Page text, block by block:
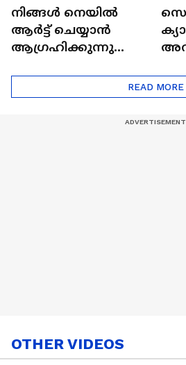
നിങ്ങൾ നെയിൽ
ആർട്ട് ചെയ്യാൻ
ആഗ്രഹിക്കുന്നുണ്ടോ
ട്രെൻഡിനെക്കുറിച്ച് |
Nail Art | Trends Cafe
READ MORE
OTHER VIDEOS